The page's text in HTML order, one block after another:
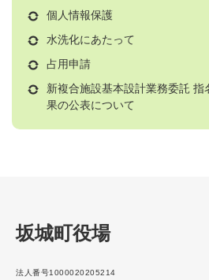
個人情報保護
水洗化にあたって
占用申請
新複合施設基本設計業務委託 指
果の公表について
坂城町役場
法人番号1000020205214